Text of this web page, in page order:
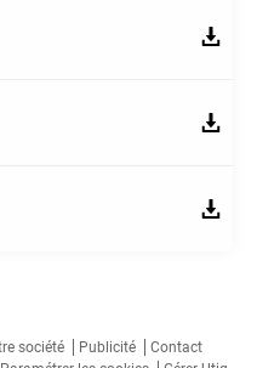
société Publicité
Contact